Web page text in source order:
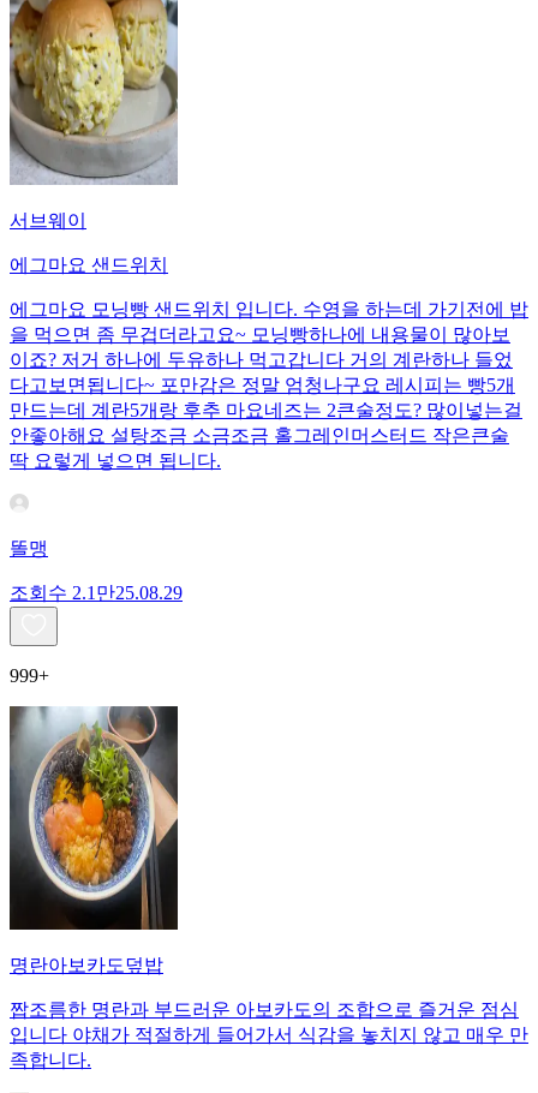
서브웨이
에그마요 샌드위치
에그마요 모닝빵 샌드위치 입니다. 수영을 하는데 가기전에 밥
을 먹으면 좀 무겁더라고요~ 모닝빵하나에 내용물이 많아보
이죠? 저거 하나에 두유하나 먹고갑니다 거의 계란하나 들었
다고보면됩니다~ 포만감은 정말 엄청나구요 레시피는 빵5개
만드는데 계란5개랑 후추 마요네즈는 2큰술정도? 많이넣는걸
안좋아해요 설탕조금 소금조금 홀그레인머스터드 작은큰술
딱 요렇게 넣으면 됩니다.
똘맹
조회수 2.1만25.08.29
999+
명란아보카도덮밥
짭조름한 명란과 부드러운 아보카도의 조합으로 즐거운 점심
입니다 야채가 적절하게 들어가서 식감을 놓치지 않고 매우 만
족합니다.